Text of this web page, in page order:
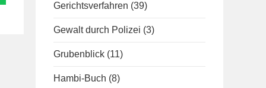
Gerichtsverfahren (39)
Gewalt durch Polizei (3)
Grubenblick (11)
Hambi-Buch (8)